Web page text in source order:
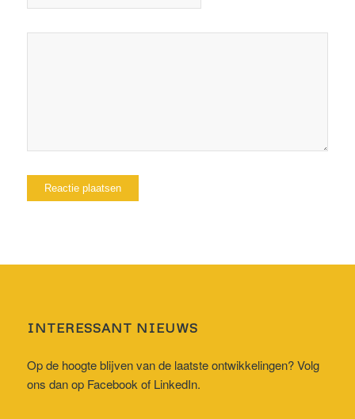
INTERESSANT NIEUWS
Op de hoogte blijven van de laatste ontwikkelingen? Volg
ons dan op Facebook of LinkedIn.